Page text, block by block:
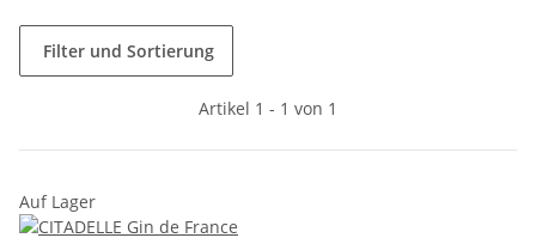
Filter und Sortierung
Artikel 1 - 1 von 1
Auf Lager